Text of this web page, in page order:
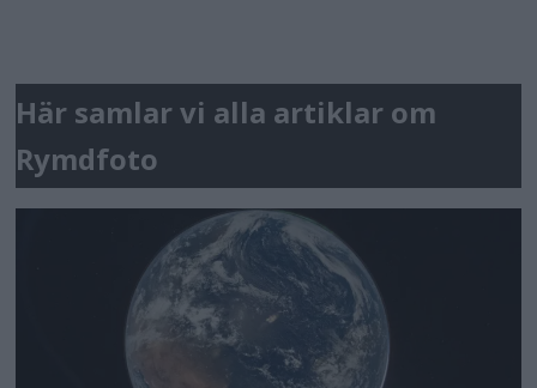
Här samlar vi alla artiklar om
Rymdfoto